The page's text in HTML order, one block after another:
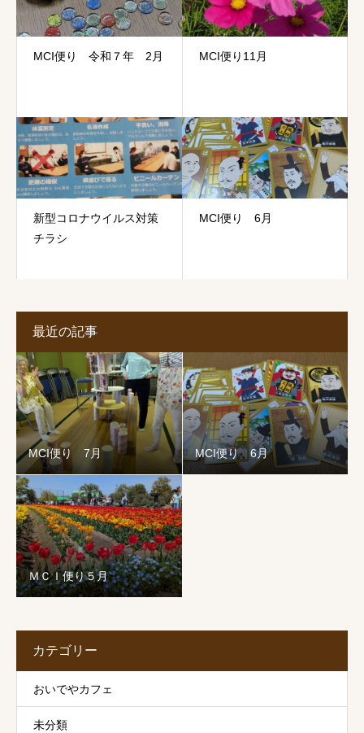
MCI便り 令和７年 2月 MCI便り11月
新型コロナウイルス対策
チラシ
MCI便り 6月
最近の記事
MCI便り 7月 MCI便り 6月
ＭＣＩ便り５月
カテゴリー
おいでやカフェ
未分類